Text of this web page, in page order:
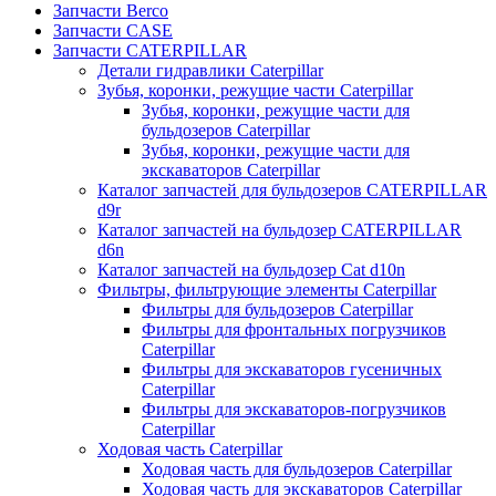
Запчасти Berco
Запчасти CASE
Запчасти CATERPILLAR
Детали гидравлики Caterpillar
Зубья, коронки, режущие части Caterpillar
Зубья, коронки, режущие части для
бульдозеров Caterpillar
Зубья, коронки, режущие части для
экскаваторов Caterpillar
Каталог запчастей для бульдозеров CATERPILLAR
d9r
Каталог запчастей на бульдозер CATERPILLAR
d6n
Каталог запчастей на бульдозер Сat d10n
Фильтры, фильтрующие элементы Caterpillar
Фильтры для бульдозеров Caterpillar
Фильтры для фронтальных погрузчиков
Caterpillar
Фильтры для экскаваторов гусеничных
Caterpillar
Фильтры для экскаваторов-погрузчиков
Caterpillar
Ходовая часть Caterpillar
Ходовая часть для бульдозеров Caterpillar
Ходовая часть для экскаваторов Caterpillar